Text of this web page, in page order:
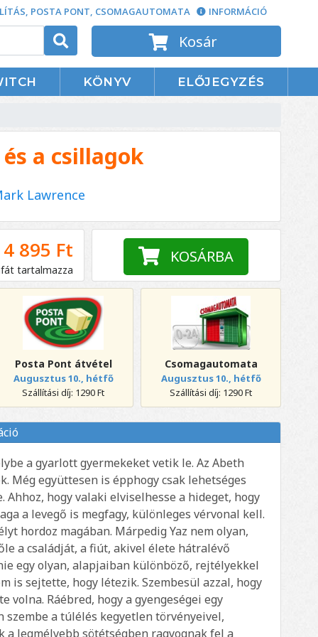
POSTA PONT, CSOMAGAUTOMATA INFORMÁCIÓ
Kosár
KÖNYV ELŐJEGYZÉS
a csillagok
Lawrence
4 895 Ft
tartalmazza
KOSÁRBA
Posta Pont átvétel
Augusztus 10., hétfő
Szállítási díj: 1290 Ft
Csomagautomata
Augusztus 10., hétfő
Szállítási díj: 1290 Ft
a gyarlott gyermekeket vetik le. Az Abeth
Még együttesen is épphogy csak lehetséges
hogy valaki elviselhesse a hideget, hogy
a levegő is megfagy, különleges vérvonal kell.
hordoz magában. Márpedig Yaz nem olyan,
a családját, a fiút, akivel élete hátralévő
egy olyan, alapjaiban különböző, rejtélyekkel
is sejtette, hogy létezik. Szembesül azzal, hogy
Ráébred, hogy a gyengeségei egy
a túlélés kegyetlen törvényeivel,
legmélyebb sötétségben ragyognak fel a